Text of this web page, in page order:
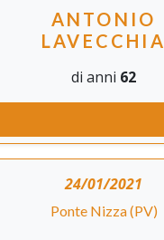
ANTONIO
LAVECCHIA
di anni 62
24/01/2021
Ponte Nizza (PV)